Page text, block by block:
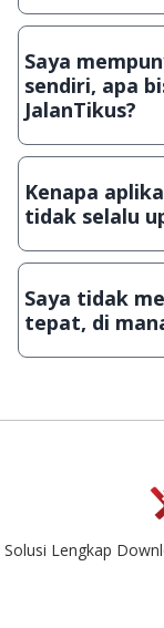
Meskipun
hanya bisa
ingin lanjut
aslinya.
Saya
sendiri, apa
JalanTikus?
Tentu saja bisa.
Lampiran File
Kenapa
tidak selalu
Demi menjaga
download secara
aplikasi & games
singkat.
Saya tidak
tepat, di
Kami dengan
Solusi Lengkap